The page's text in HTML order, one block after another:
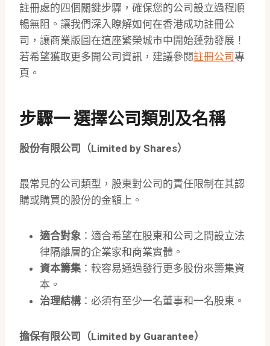
註冊處的四個關鍵步驟，確保您的公司設立過程順
暢無阻。讓我們深入瞭解如何在香港成功註冊公
司，讓商業版圖在這座繁榮城市中開始蓬勃發展！
若希望獲取更多開公司資訊，建議參閱註冊公司專
頁。
步驟一 選擇公司類別及名稱
股份有限公司（Limited by Shares）
最常見的公司類型，股東對公司的責任限制在其認
購或購買的股份的金額上。
適合對象 ：適合希望在股東和公司之間設立法
律隔離層的企業家和商業實體。
資本籌集 ：較容易通過發行更多股份來籌集資
本。
治理結構：必須有至少一名董事和一名股東。
擔保有限公司（Limited by Guarantee）